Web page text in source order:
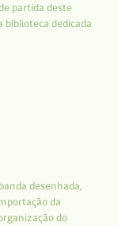
partida deste
biblioteca dedicada
desenhada,
da
do